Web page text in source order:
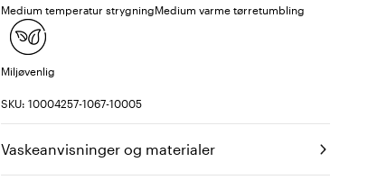
Medium temperatur strygningMedium varme tørretumbling
Miljøvenlig
SKU: 10004257-1067-10005
Vaskeanvisninger og materialer